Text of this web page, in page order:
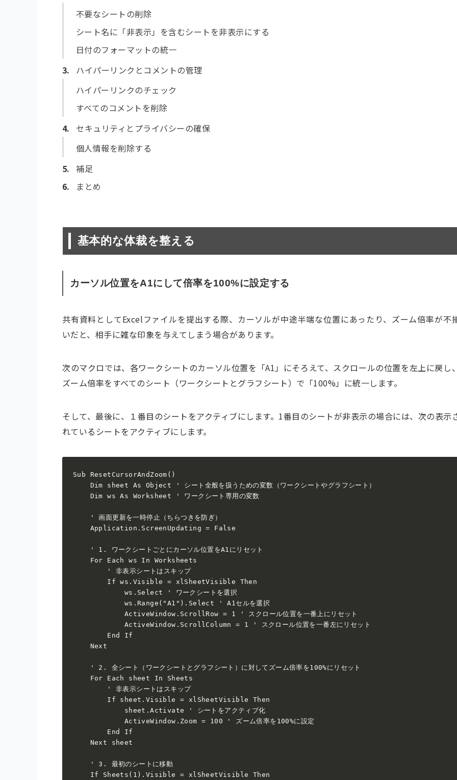
不要なシートの削除
シート名に「非表示」を含むシートを非表示にする
日付のフォーマットの統一
ハイパーリンクとコメントの管理
ハイパーリンクのチェック
すべてのコメントを削除
セキュリティとプライバシーの確保
個人情報を削除する
補足
まとめ
基本的な体裁を整える
カーソル位置をA1にして倍率を100%に設定する
共有資料としてExcelファイルを提出する際、カーソルが中途半端な位置にあったり、ズーム倍率が不
いだと、相手に雑な印象を与えてしまう場合があります。
次のマクロでは、各ワークシートのカーソル位置を「A1」にそろえて、スクロールの位置を左上に戻し、
ズーム倍率をすべてのシート（ワークシートとグラフシート）で「100%」に統一します。
そして、最後に、１番目のシートをアクティブにします。1番目のシートが非表示の場合には、次の表示
れているシートをアクティブにします。
Sub ResetCursorAndZoom()
    Dim sheet As Object ' シート全般を扱うための変数（ワークシートやグラフシート）
    Dim ws As Worksheet ' ワークシート専用の変数
    ' 画面更新を一時停止（ちらつきを防ぎ）
    Application.ScreenUpdating = False
    ' 1. ワークシートごとにカーソル位置をA1にリセット
    For Each ws In Worksheets
        ' 非表示シートはスキップ
        If ws.Visible = xlSheetVisible Then
            ws.Select ' ワークシートを選択
            ws.Range("A1").Select ' A1セルを選択
            ActiveWindow.ScrollRow = 1 ' スクロール位置を一番上にリセット
            ActiveWindow.ScrollColumn = 1 ' スクロール位置を一番左にリセット
        End If
    Next
    ' 2. 全シート（ワークシートとグラフシート）に対してズーム倍率を100%にリセット
    For Each sheet In Sheets
        ' 非表示シートはスキップ
        If sheet.Visible = xlSheetVisible Then
            sheet.Activate ' シートをアクティブ化
            ActiveWindow.Zoom = 100 ' ズーム倍率を100%に設定
        End If
    Next sheet
    ' 3. 最初のシートに移動
    If Sheets(1).Visible = xlSheetVisible Then